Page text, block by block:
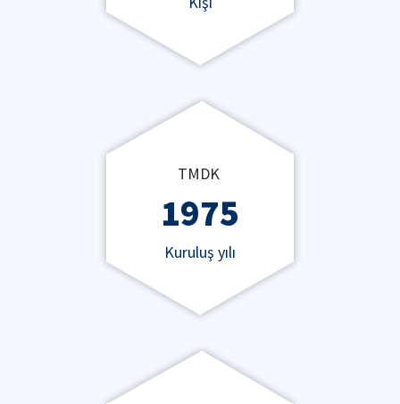
TMDK
1975
Kuruluş yılı